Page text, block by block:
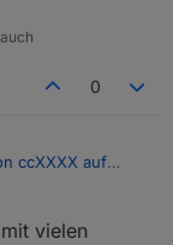
0
ccXXXX auf
vielen